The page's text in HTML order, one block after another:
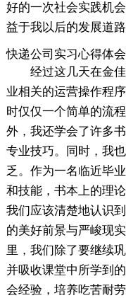
好的一次社会实践机
益于我以后的发展道路
快递公司实习心得体
经过这几天在金
业相关的运营操作程
时仅仅一个简单的流
外，我还学会了许多
专业技巧。同时，我
乏。作为一名临近毕
和技能，书本上的理
我们应该清楚地认识
的美好前景与严峻现
里，我们除了要继续
并吸收课堂中所学到
会经验，培养吃苦耐